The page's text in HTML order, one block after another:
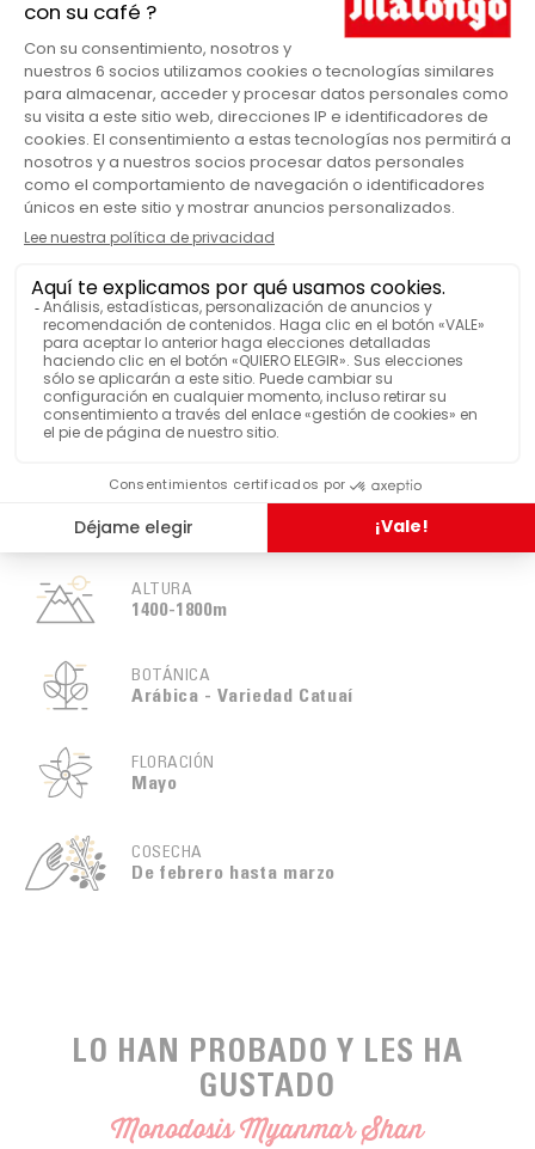
CANTIDAD DE DOSIS 16 monodosis
VENDIDO EN Caja
ETIQUETADO Café comercio justo
VER MÁS FUNCIONES
Envasado al vacío
Estado Shan
ALTURA
1400-1800m
BOTÁNICA
Arábica - Variedad Catuaí
FLORACIÓN
Mayo
COSECHA
De febrero hasta marzo
LO HAN PROBADO Y LES HA
GUSTADO
Monodosis Myanmar Shan